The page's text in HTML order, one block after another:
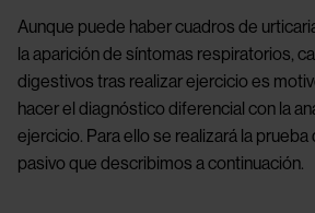
Aunque puede haber cuadros de
la aparición de síntomas respiratorios,
digestivos tras realizar ejercicio es
hacer el diagnóstico diferencial con la
ejercicio. Para ello se realizará la
pasivo que describimos a continuación.